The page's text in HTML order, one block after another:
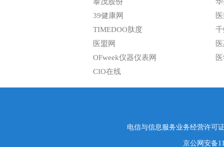
39健康网
TIMEDOO肽度
医盟网
OFweek仪器仪表网
CIO在线
电信与信息服务业务经营许可
京公网安备